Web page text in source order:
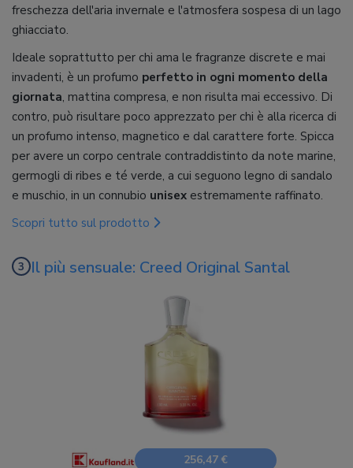
freschezza dell'aria invernale e l'atmosfera sospesa di un lago
ghiacciato.
Ideale soprattutto per chi ama le fragranze discrete e mai
invadenti, è un profumo perfetto in ogni momento della
giornata, mattina compresa, e non risulta mai eccessivo. Di
contro, può risultare poco apprezzato per chi è alla ricerca di
un profumo intenso, magnetico e dal carattere forte. Spicca
per avere un corpo centrale contraddistinto da note marine,
germogli di ribes e té verde, a cui seguono legno di sandalo
e muschio, in un connubio unisex estremamente raffinato.
Scopri tutto sul prodotto
Il più sensuale: Creed Original Santal
256,47 €